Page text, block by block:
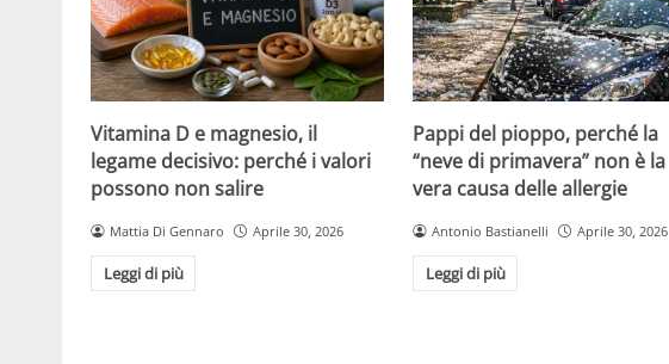
Vitamina D e magnesio, il
legame decisivo: perché i valori
possono non salire
Mattia Di Gennaro Aprile 30, 2026
Leggi di più
Pappi del pioppo, perché la
“neve di primavera” non è la
vera causa delle allergie
Antonio Bastianelli Aprile 30, 2026
Leggi di più